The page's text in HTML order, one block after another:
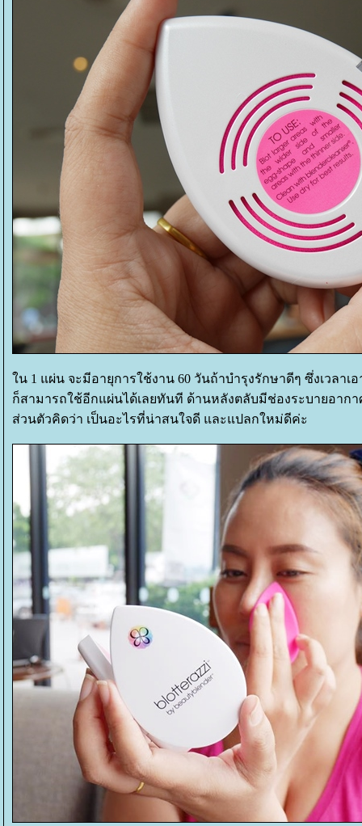
น 1 แผ่น จะมีอายุการใช้งาน 60 วันถ้าบำรุงรักษาดีๆ ซึ่งเวลา
ก็สามารถใช้อีกแผ่นได้เลยทันที ด้านหลังตลับมีช่องระบายอาก
ส่วนตัวคิดว่า เป็นอะไรที่น่าสนใจดี และแปลกใหม่ดีค่ะ